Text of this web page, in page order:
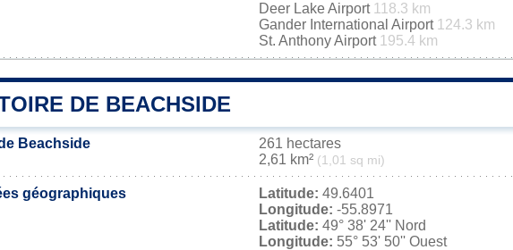
Deer Lake Airport 118.3 km
Gander International Airport 124.3 km
St. Anthony Airport 195.4 km
DE BEACHSIDE
Beachside
261 hectares
2,61 km² (1,01 sq mi)
géographiques Latitude: 49.6401
Longitude: -55.8971
Latitude: 49° 38' 24'' Nord
Longitude: 55° 53' 50'' Ouest